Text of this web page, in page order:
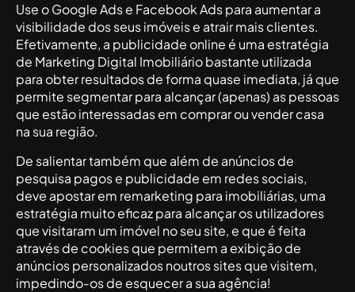
Use o Google Ads e Facebook Ads para aumentar a
visibilidade dos seus imóveis e atrair mais clientes.
Efetivamente, a publicidade online é uma estratégia
de Marketing Digital Imobiliário bastante utilizada
para obter resultados de forma quase imediata, já que
permite segmentar para alcançar (apenas) as pessoas
que estão interessadas em comprar ou vender casa
na sua região.
De salientar também que além de anúncios de
pesquisa pagos e publicidade em redes sociais,
deve apostar em remarketing para imobiliárias, uma
estratégia muito eficaz para alcançar os utilizadores
que visitaram um imóvel no seu site, e que é feita
através de cookies que permitem a exibição de
anúncios personalizados noutros sites que visitem,
impedindo-os de esquecer a sua agência!